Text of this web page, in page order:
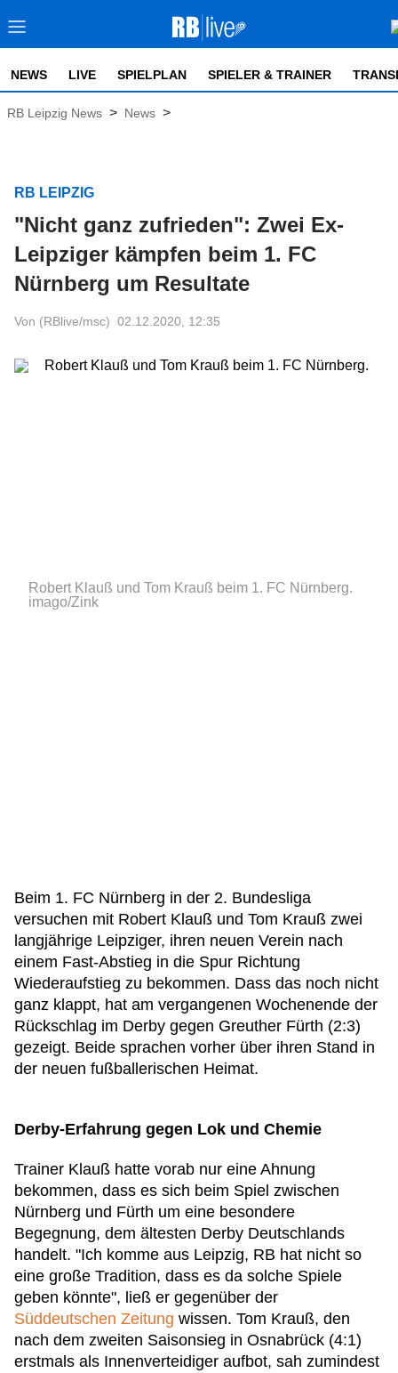
NEWS LIVE SPIELPLAN SPIELER & TRAINER
RB Leipzig News > News >
RB LEIPZIG
"Nicht ganz zufrieden": Zwei Ex-
Leipziger kämpfen beim 1. FC
Nürnberg um Resultate
Von (RBlive/msc) 02.12.2020, 12:35
Robert Klauß und Tom Krauß beim 1. FC Nürnberg.
imago/Zink
Beim 1. FC Nürnberg in der 2. Bundesliga
versuchen mit Robert Klauß und Tom Krauß zwei
langjährige Leipziger, ihren neuen Verein nach
einem Fast-Abstieg in die Spur Richtung
Wiederaufstieg zu bekommen. Dass das noch nicht
ganz klappt, hat am vergangenen Wochenende der
Rückschlag im Derby gegen Greuther Fürth (2:3)
gezeigt. Beide sprachen vorher über ihren Stand in
der neuen fußballerischen Heimat.
Derby-Erfahrung gegen Lok und Chemie
Trainer Klauß hatte vorab nur eine Ahnung
bekommen, dass es sich beim Spiel zwischen
Nürnberg und Fürth um eine besondere
Begegnung, dem ältesten Derby Deutschlands
handelt. "Ich komme aus Leipzig, RB hat nicht so
eine große Tradition, dass es da solche Spiele
geben könnte", ließ er gegenüber der
Süddeutschen Zeitung wissen. Tom Krauß, den
nach dem zweiten Saisonsieg in Osnabrück (4:1)
erstmals als Innenverteidiger aufbot, sah zumindest